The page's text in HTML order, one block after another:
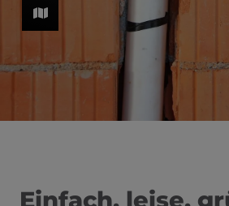
Einfach, leise,
schließen